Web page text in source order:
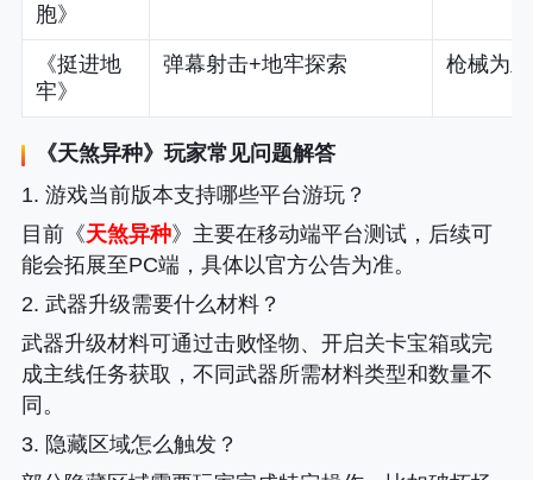
胞》
《挺进地
牢》
弹幕射击+地牢探索 枪械为
《天煞异种》玩家常见问题解答
1. 游戏当前版本支持哪些平台游玩？
目前《天煞异种》主要在移动端平台测试，后续可
能会拓展至PC端，具体以官方公告为准。
2. 武器升级需要什么材料？
武器升级材料可通过击败怪物、开启关卡宝箱或完
成主线任务获取，不同武器所需材料类型和数量不
同。
3. 隐藏区域怎么触发？